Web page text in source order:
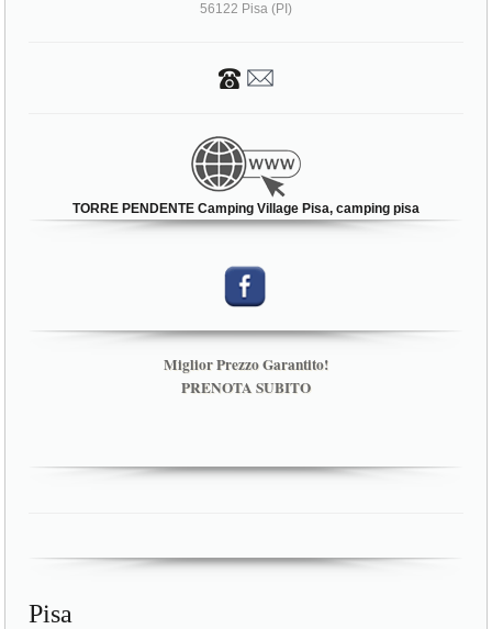
56122 Pisa (PI)
TORRE PENDENTE Camping Village Pisa, camping pisa
Miglior Prezzo Garantito!
PRENOTA SUBITO
Pisa